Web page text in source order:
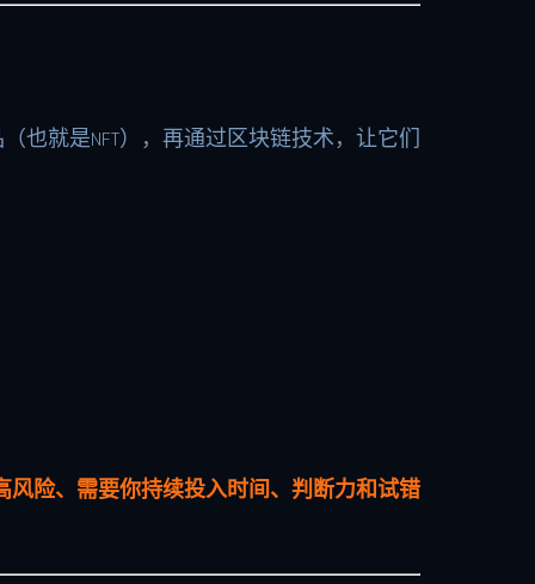
也就是NFT），再通过区块链技术，让它们
险、需要你持续投入时间、判断力和试错